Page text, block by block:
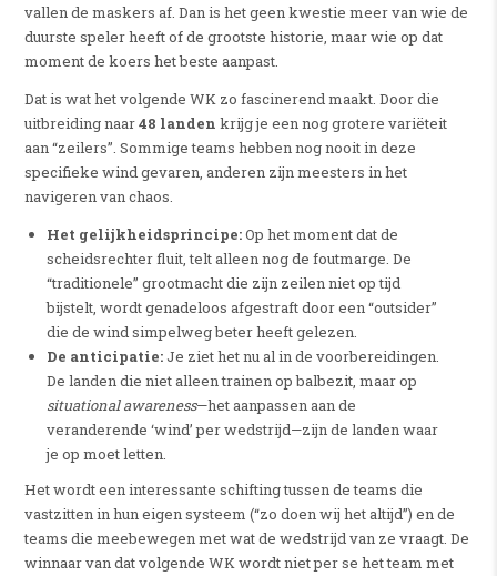
vallen de maskers af. Dan is het geen kwestie meer van wie de
duurste speler heeft of de grootste historie, maar wie op dat
moment de koers het beste aanpast.
Dat is wat het volgende WK zo fascinerend maakt. Door die
uitbreiding naar48 landen krijg je een nog grotere variëteit
aan “zeilers”. Sommige teams hebben nog nooit in deze
specifieke wind gevaren, anderen zijn meesters in het
navigeren van chaos.
Het gelijkheidsprincipe:Op het moment dat de
scheidsrechter fluit, telt alleen nog de foutmarge. De
“traditionele” grootmacht die zijn zeilen niet op tijd
bijstelt, wordt genadeloos afgestraft door een “outsider”
die de wind simpelweg beter heeft gelezen.
De anticipatie:Je ziet het nu al in de voorbereidingen.
De landen die niet alleen trainen op balbezit, maar op
situational awareness—het aanpassen aan de
veranderende ‘wind’ per wedstrijd—zijn de landen waar
je op moet letten.
Het wordt een interessante schifting tussen de teams die
vastzitten in hun eigen systeem (“zo doen wij het altijd”) en de
teams die meebewegen met wat de wedstrijd van ze vraagt. De
winnaar van dat volgende WK wordt niet per se het team met